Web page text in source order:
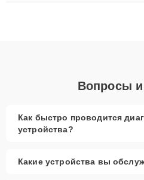
Вопросы
Как быстро проводится
устройства?
Какие устройства вы